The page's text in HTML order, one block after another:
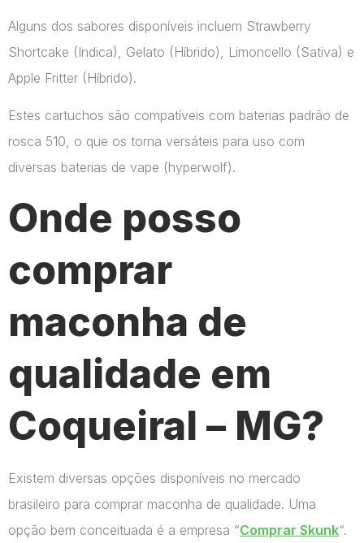
Alguns dos sabores disponíveis incluem Strawberry
Shortcake (Indica), Gelato (Híbrido), Limoncello (Sativa) e
Apple Fritter (Híbrido).
Estes cartuchos são compatíveis com baterias padrão de
rosca 510, o que os torna versáteis para uso com
diversas baterias de vape​ (hyperwolf)​.
Onde posso
comprar
maconha de
qualidade em
Coqueiral – MG?
Existem diversas opções disponíveis no mercado
brasileiro para comprar maconha de qualidade. Uma
opção bem conceituada é a empresa “Comprar Skunk“.